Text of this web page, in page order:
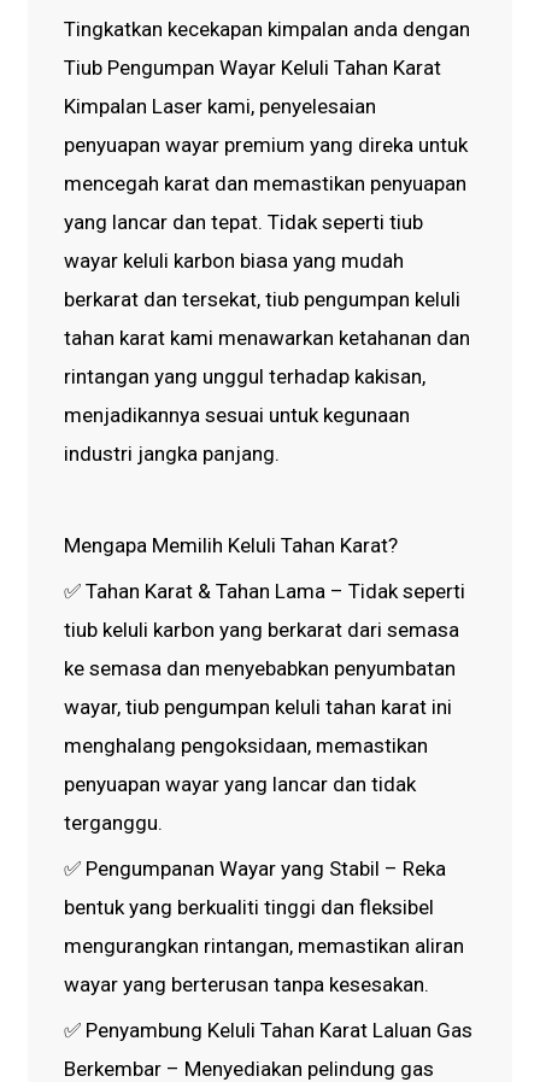
Tingkatkan kecekapan kimpalan anda dengan
Tiub Pengumpan Wayar Keluli Tahan Karat
Kimpalan Laser kami, penyelesaian
penyuapan wayar premium yang direka untuk
mencegah karat dan memastikan penyuapan
yang lancar dan tepat. Tidak seperti tiub
wayar keluli karbon biasa yang mudah
berkarat dan tersekat, tiub pengumpan keluli
tahan karat kami menawarkan ketahanan dan
rintangan yang unggul terhadap kakisan,
menjadikannya sesuai untuk kegunaan
industri jangka panjang.
Mengapa Memilih Keluli Tahan Karat?
✅ Tahan Karat & Tahan Lama – Tidak seperti
tiub keluli karbon yang berkarat dari semasa
ke semasa dan menyebabkan penyumbatan
wayar, tiub pengumpan keluli tahan karat ini
menghalang pengoksidaan, memastikan
penyuapan wayar yang lancar dan tidak
terganggu.
✅ Pengumpanan Wayar yang Stabil – Reka
bentuk yang berkualiti tinggi dan fleksibel
mengurangkan rintangan, memastikan aliran
wayar yang berterusan tanpa kesesakan.
✅ Penyambung Keluli Tahan Karat Laluan Gas
Berkembar – Menyediakan pelindung gas